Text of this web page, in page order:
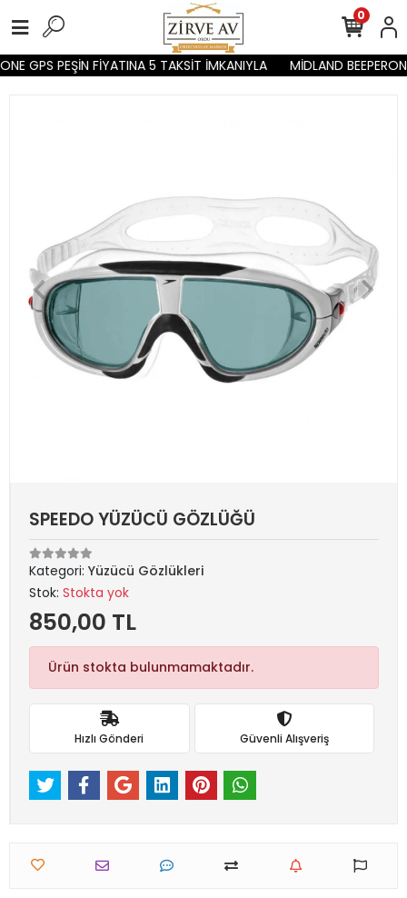
GPS PEŞİN FİYATINA 5 TAKSİT İMKANIYLA MİDLAND
0
SPEEDO YÜZÜCÜ GÖZLÜĞÜ
Kategori: Yüzücü Gözlükleri
Stok: Stokta yok
850,00 TL
Ürün stokta bulunmamaktadır.
Hızlı Gönderi Güvenli Alışveriş